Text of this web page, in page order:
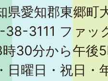
愛知郡東郷町
38-3111 ファ
30分から午後
日曜日・祝日・